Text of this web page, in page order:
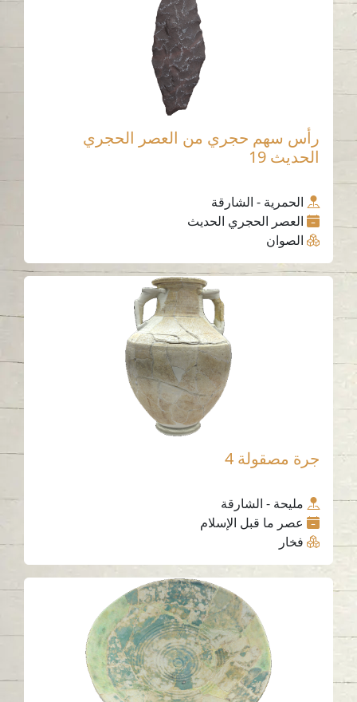
رأس سهم حجري من العصر الحجري
الحديث 19
الحمرية - الشارقة
العصر الحجري الحديث
الصوان
جرة مصقولة 4
مليحة - الشارقة
عصر ما قبل الإسلام
فخار